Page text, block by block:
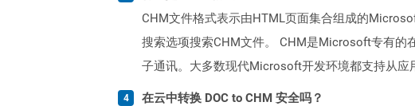
CHM文件格式表示由HTML页面集合组成的
搜索选项搜索CHM文件。 CHM是Microsoft专有的
子通讯。大多数现代Microsoft开发环境都支持从应
在云中转换 DOC to CHM 安全吗？